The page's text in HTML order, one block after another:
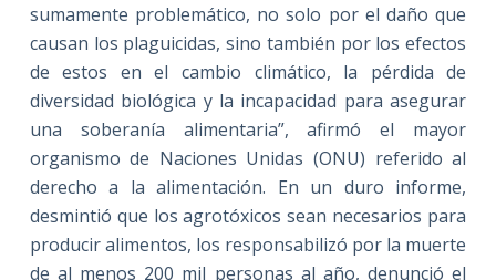
sumamente problemático, no solo por el daño que
causan los plaguicidas, sino también por los efectos
de estos en el cambio climático, la pérdida de
diversidad biológica y la incapacidad para asegurar
una soberanía alimentaria”, afirmó el mayor
organismo de Naciones Unidas (ONU) referido al
derecho a la alimentación. En un duro informe,
desmintió que los agrotóxicos sean necesarios para
producir alimentos, los responsabilizó por la muerte
de al menos 200 mil personas al año, denunció el